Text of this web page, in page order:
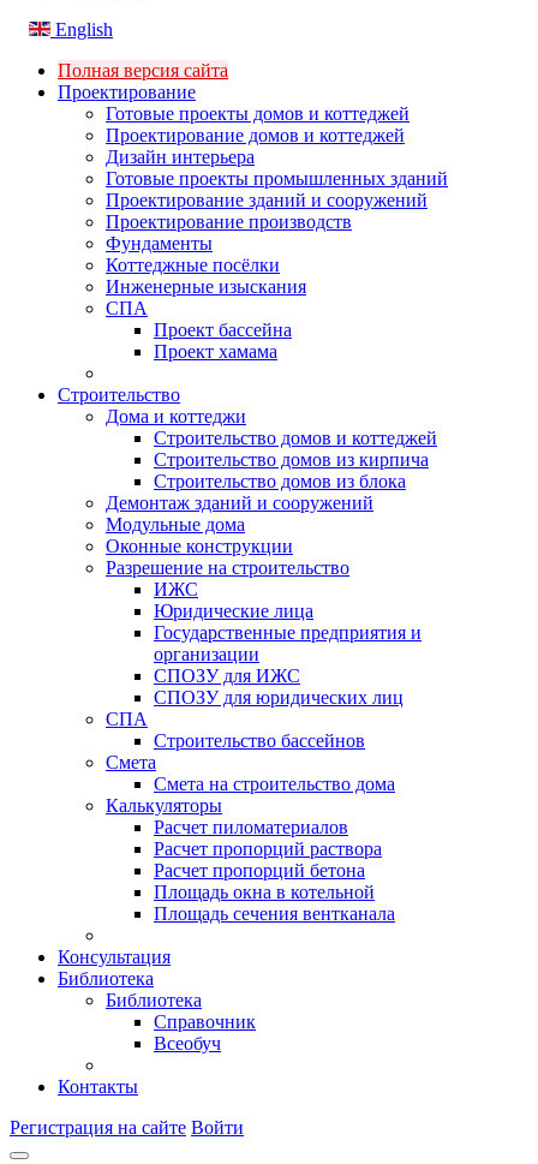
English
Полная версия сайта
Проектирование
Готовые проекты домов и коттеджей
Проектирование домов и коттеджей
Дизайн интерьера
Готовые проекты промышленных зданий
Проектирование зданий и сооружений
Проектирование производств
Фундаменты
Коттеджные посёлки
Инженерные изыскания
СПА
Проект бассейна
Проект хамама
Строительство
Дома и коттеджи
Строительство домов и коттеджей
Строительство домов из кирпича
Строительство домов из блока
Демонтаж зданий и сооружений
Модульные дома
Оконные конструкции
Разрешение на строительство
ИЖС
Юридические лица
Государственные предприятия и
организации
СПОЗУ для ИЖС
СПОЗУ для юридических лиц
СПА
Строительство бассейнов
Смета
Смета на строительство дома
Калькуляторы
Расчет пиломатериалов
Расчет пропорций раствора
Расчет пропорций бетона
Площадь окна в котельной
Площадь сечения вентканала
Консультация
Библиотека
Библиотека
Справочник
Всеобуч
Контакты
Регистрация на сайте Войти